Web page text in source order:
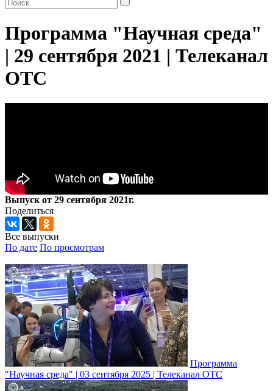
Программа "Научная среда"
| 29 сентября 2021 | Телеканал
ОТС
Выпуск от 29 сентября 2021г.
Поделиться
Все выпуски
По дате По просмотрам
Программа
"Научная среда" | 03 сентября 2025 | Телеканал ОТС